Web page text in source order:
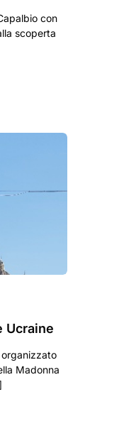
con
scoperta
Ucraine
Madonna